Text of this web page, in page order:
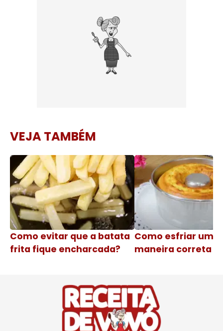
VEJA TAMBÉM
Como evitar que a batata
frita fique encharcada?
Como esfriar um
maneira correta